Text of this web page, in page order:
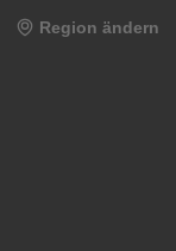
Region ändern